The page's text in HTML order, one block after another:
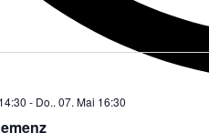
- Do.. 07. Mai 16:30